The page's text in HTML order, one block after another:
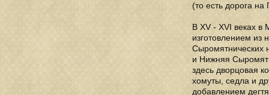
(то есть дорога на
В XV - XVI веках в
изготовлением из
Сыромятнических
и Нижняя
здесь дворцовая
хомуты, седла и
добавлением